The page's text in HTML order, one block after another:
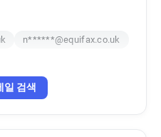
n******@equifax.co.uk
일 검색